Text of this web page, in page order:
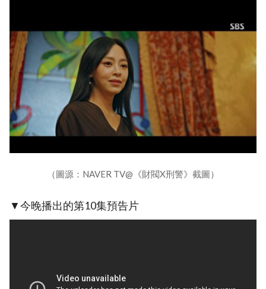
（圖源：NAVER TV@《財閥X刑警》截圖）
▼今晚播出的第10集預告片